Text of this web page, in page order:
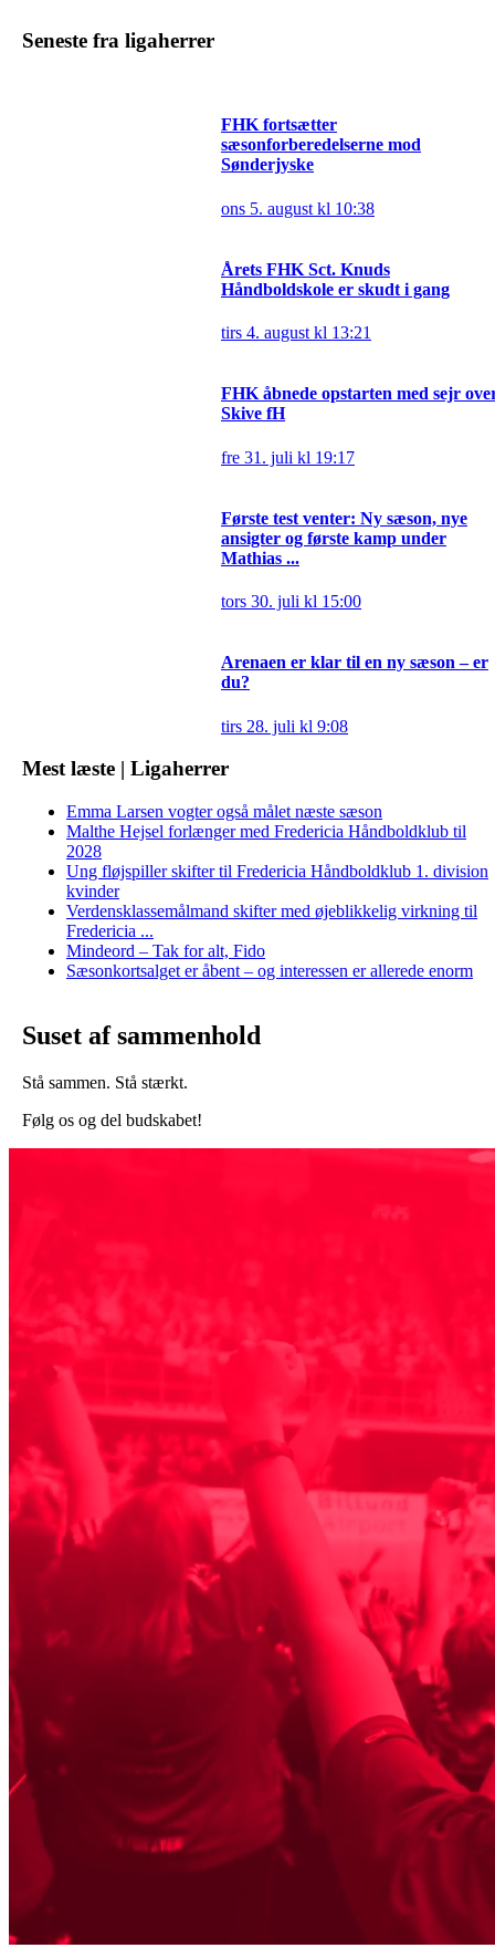
Seneste fra ligaherrer
FHK fortsætter
sæsonforberedelserne mod
Sønderjyske
ons 5. august kl 10:38
Årets FHK Sct. Knuds
Håndboldskole er skudt i gang
tirs 4. august kl 13:21
FHK åbnede opstarten med sejr
Skive fH
fre 31. juli kl 19:17
Første test venter: Ny sæson, nye
ansigter og første kamp under
Mathias ...
tors 30. juli kl 15:00
Arenaen er klar til en ny sæson – er
du?
tirs 28. juli kl 9:08
Mest læste | Ligaherrer
Emma Larsen vogter også målet næste sæson
Malthe Hejsel forlænger med Fredericia Håndboldklub til
2028
Ung fløjspiller skifter til Fredericia Håndboldklub 1. division
kvinder
Verdensklassemålmand skifter med øjeblikkelig virkning til
Fredericia ...
Mindeord – Tak for alt, Fido
Sæsonkortsalget er åbent – og interessen er allerede enorm
Suset af sammenhold
Stå sammen. Stå stærkt.
Følg os og del budskabet!